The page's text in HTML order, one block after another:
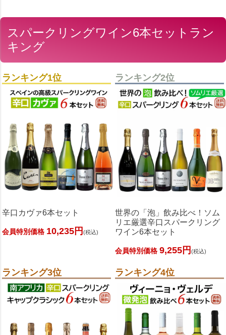
スパークリングワイン6本セットラン
キング
ランキング1位
辛口カヴァ6本セット
会員特別価格 10,235円 (税込)
ランキング2位
世界の「泡」飲み比べ！ソム
リエ厳選辛口スパークリング
ワイン6本セット
会員特別価格 9,255円 (税込)
ランキング3位 ランキング4位